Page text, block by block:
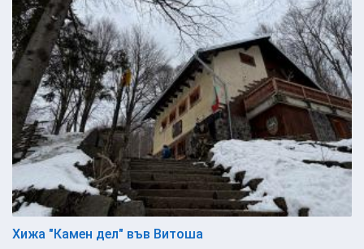
Хижа "Камен дел" във Витоша